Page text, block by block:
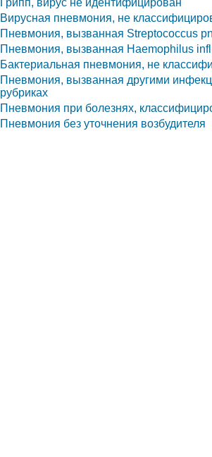
Грипп, вирус не идентифицирован
Вирусная пневмония, не
Пневмония, вызванная Streptococcus
Пневмония, вызванная Haemophilus
Бактериальная пневмония, не
Пневмония, вызванная другими
рубриках
Пневмония при болезнях,
Пневмония без уточнения возбудителя